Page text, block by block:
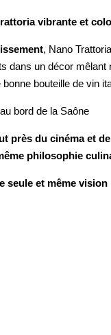
vibrante et
, Nano
dans un décor mêlant
bouteille de vin
bord de la Saône
près du cinéma et
philosophie
seule et même vision